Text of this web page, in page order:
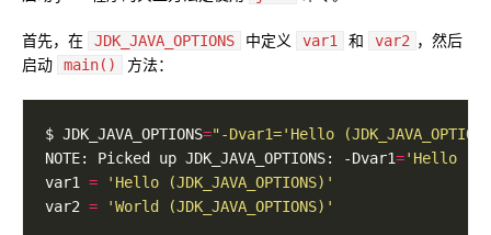
首先，在 JDK_JAVA_OPTIONS 中定义 var1 和 var2 ，然后
启动
main() 方法：
$ JDK_JAVA_OPTIONS="-Dvar1='Hello
NOTE: Picked up JDK_JAVA_OPTIONS: -Dvar1='Hello
var1 =
'Hello (JDK_JAVA_OPTIONS)'
var2 = 'World (JDK_JAVA_OPTIONS)'